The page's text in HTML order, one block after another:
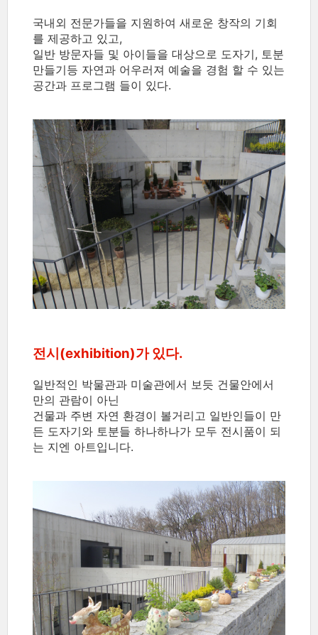
국내외 전문가들을 지원하여 새로운 창작의 기회
를 제공하고 있고,
일반 방문자들 및 아이들을 대상으로 도자기, 토분
만들기등 자연과 어우러져 예술을 경험 할 수 있는
공간과 프로그램 들이 있다.
전시(exhibition)가 있다.
일반적인 박물관과 미술관에서 보듯 건물안에서
만의 관람이 아닌
건물과 주변 자연 환경이 볼거리고 일반인들이 만
든 도자기와 토분들 하나하나가 모두 전시품이 되
는 지엔 아트입니다.